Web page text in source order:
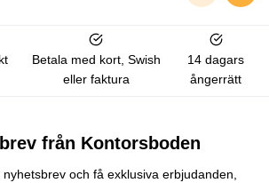
Betala med kort, Swish
eller faktura
14 dagars
ångerrätt
från Kontorsboden
och få exklusiva erbjudanden,